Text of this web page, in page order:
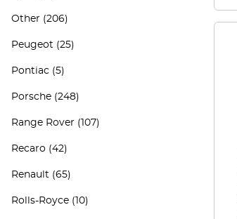
Other (206)
Peugeot (25)
Pontiac (5)
Porsche (248)
Range Rover (107)
Recaro (42)
Renault (65)
Rolls-Royce (10)